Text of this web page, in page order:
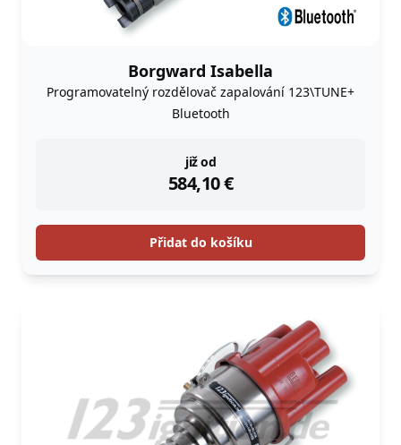
Borgward Isabella
Programovatelný rozdělovač zapalování 123\TUNE+
Bluetooth
již od
584,10€
instock
Přidat do košíku